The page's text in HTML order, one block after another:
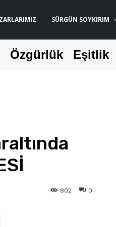
SÜRGÜN SOYKIRIM
Özgürlük Eşitlik
0
802